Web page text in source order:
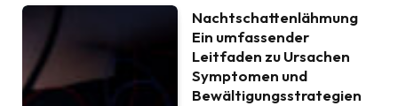
Nachtschattenlähmung
Ein umfassender
Leitfaden zu Ursachen
Symptomen und
Bewältigungsstrategien